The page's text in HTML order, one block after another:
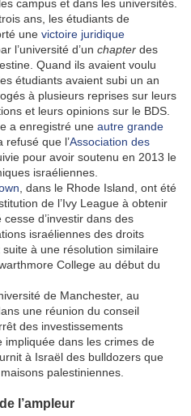
campus et dans les universités.
ans, les étudiants de
une victoire juridique
l’université d’un chapter des
Quand ils avaient voulu
étudiants avaient subi un an
à plusieurs reprises sur leurs
et leurs opinions sur le BDS.
a enregistré une autre grande
refusé que l’Association des
pour avoir soutenu en 2013 le
israéliennes.
, dans le Rhode Island, ont été
de l’Ivy League à obtenir
d’investir dans des
israéliennes des droits
à une résolution similaire
College au début du
de Manchester, au
une réunion du conseil
des investissements
impliquée dans les crimes de
à Israël des bulldozers que
palestiniennes.
l’ampleur